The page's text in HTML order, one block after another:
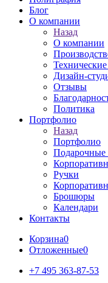
Блог
О компании
Назад
О компании
Дизайн-
Отзывы
Политика
Портфолио
Назад
Портфолио
Подарочные
Ручки
Брошюры
Календари
Контакты
Корзина0
Отложенные0
+7 495 363-87-53